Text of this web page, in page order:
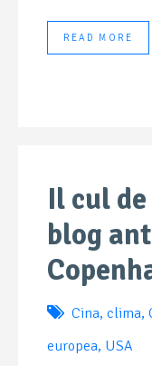
READ MORE
Il cul
blog
Cina, clima,
europea, USA